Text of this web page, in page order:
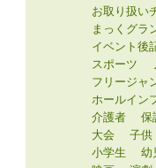
お取り扱い
まっくグラ
イベント後
スポーツ
フリージャ
ホールイン
介護者
保
大会
子供
小学生
幼